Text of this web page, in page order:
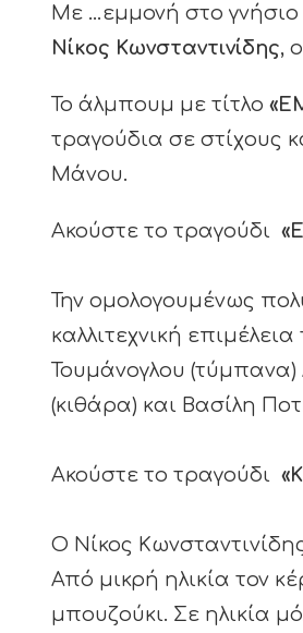
Με …εμμονή στο γνήσιο
Νίκος Κωνσταντινίδης,
Το άλμπουμ με τίτλο
τραγούδια σε στίχους
Μάνου.
Ακούστε το τραγούδι
Την ομολογουμένως
καλλιτεχνική
Τουμάνογλου (τύμπανα)
(κιθάρα) και Βασίλη
Ακούστε το τραγούδι
Ο Νίκος
Από μικρή ηλικία τον
μπουζούκι. Σε ηλικία